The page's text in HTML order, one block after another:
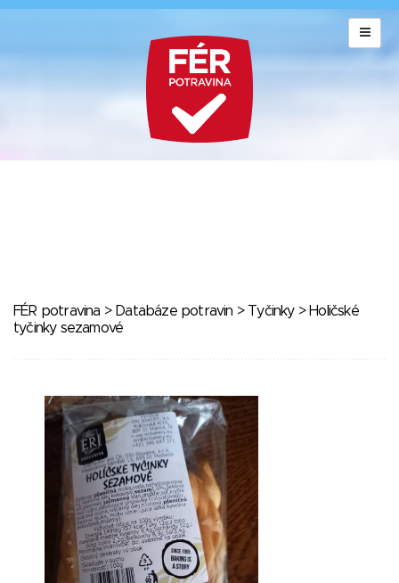
FÉR potravina > Databáze potravin > Tyčinky> Holičské
tyčinky sezamové